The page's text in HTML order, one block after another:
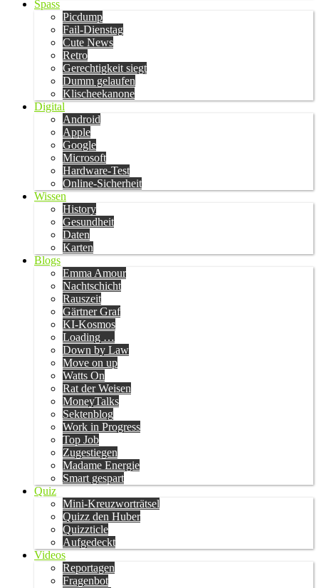
Spass
Picdump
Fail-Dienstag
Cute News
Retro
Gerechtigkeit siegt
Dumm gelaufen
Klischeekanone
Digital
Android
Apple
Google
Microsoft
Hardware-Test
Online-Sicherheit
Wissen
History
Gesundheit
Daten
Karten
Blogs
Emma Amour
Nachtschicht
Rauszeit
Gärtner Graf
KI-Kosmos
Loading …
Down by Law
Move on up
Watts On
Rat der Weisen
MoneyTalks
Sektenblog
Work in Progress
Top Job
Zugestiegen
Madame Energie
Smart gespart
Quiz
Mini-Kreuzworträtsel
Quizz den Huber
Quizzticle
Aufgedeckt
Videos
Reportagen
Fragenbot